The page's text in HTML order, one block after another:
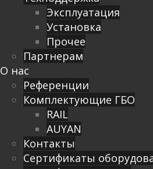
Эксплуатация
Установка
Прочее
Партнерам
О нас
Референции
Комплектующие ГБО
RAIL
AUYAN
Контакты
Сертификаты